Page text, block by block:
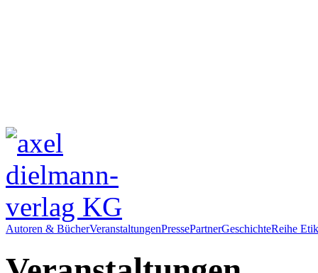
Autoren & BücherVeranstaltungenPressePartnerGeschichteReihe